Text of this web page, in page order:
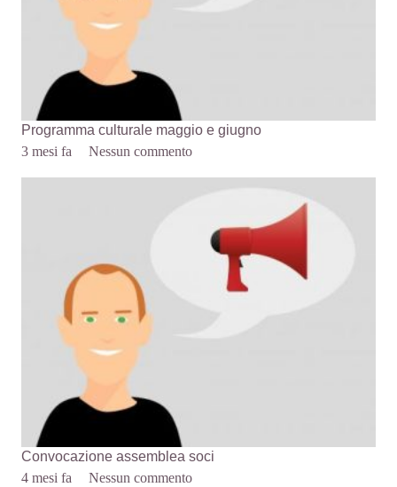
Programma culturale maggio e giugno
3 mesi fa
Nessun commento
Convocazione assemblea soci
4 mesi fa
Nessun commento